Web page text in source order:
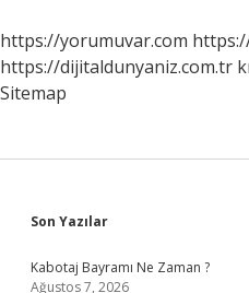
https://yorumuvar.com
https://dijitaldunyaniz.com.tr
Sitemap
Sidebar
Son Yazılar
Kabotaj Bayramı Ne Zaman ?
Ağustos 7, 2026